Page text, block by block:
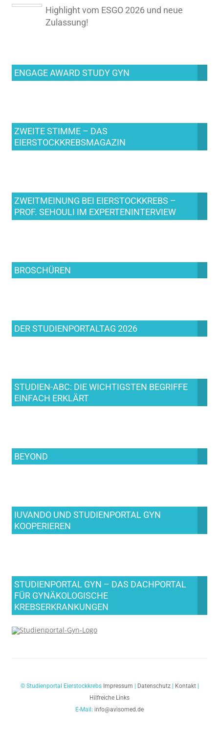
Highlight vom ESGO 2026 und neue
Zulassung!
ENGAGE AWARD STUDY GYN
ZWEITE STIMME – DAS
EIERSTOCKKREBSMAGAZIN
ZWEITMEINUNG BEI EIERSTOCKKREBS –
PROF. SEHOULI IM EXPERTENINTERVIEW
BROSCHÜREN
DER STUDIENPORTALTAG 2026
STUDIEN-ABC: DIE WICHTIGSTEN BEGRIFFE
EINFACH ERKLÄRT
BEYOND
IUVANDO UND STUDIENPORTAL GYN
KOOPERIEREN
STUDIENPORTAL GYN – DAS DACHPORTAL
FÜR GYNÄKOLOGISCHE
KREBSERKRANKUNGEN
© Studienportal Eierstockkrebs Impressum Datenschutz| Kontakt|
Hilfreiche Links
E-Mail: info@avisomed.de